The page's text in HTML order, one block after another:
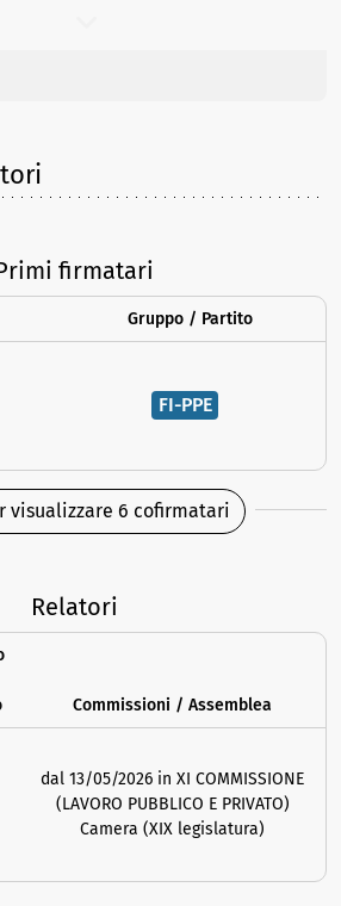
firmatari
Gruppo / Partito
FI-PPE
visualizzare 6 cofirmatari
Relatori
Commissioni / Assemblea
dal 13/05/2026 in XI COMMISSIONE
(LAVORO PUBBLICO E PRIVATO)
Camera (XIX legislatura)